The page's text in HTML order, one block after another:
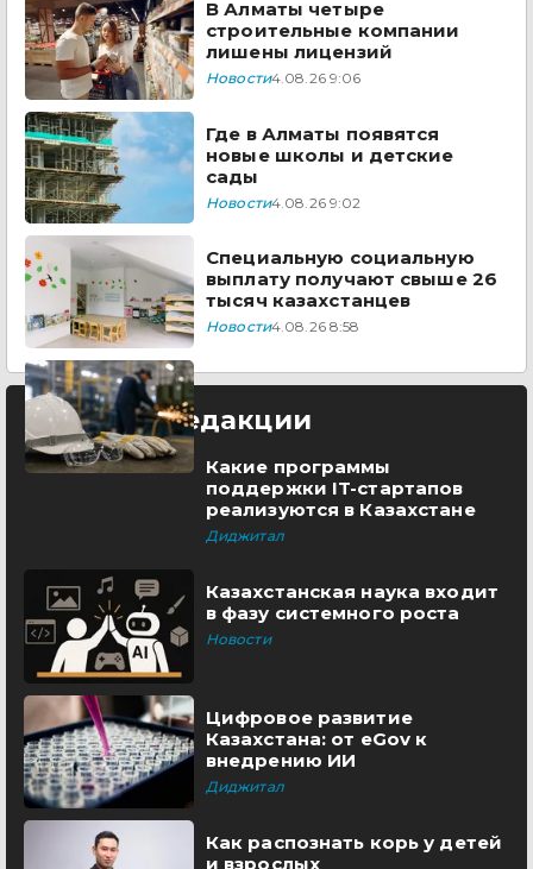
В Алматы четыре
строительные компании
лишены лицензий
Новости4.08.26 9:06
Где в Алматы появятся
новые школы и детские
сады
Новости4.08.26 9:02
Специальную социальную
выплату получают свыше 26
тысяч казахстанцев
Новости4.08.26 8:58
Выбор редакции
Какие программы
поддержки IT-стартапов
реализуются в Казахстане
Диджитал
Казахстанская наука входит
в фазу системного роста
Новости
Цифровое развитие
Казахстана: от eGov к
внедрению ИИ
Диджитал
Как распознать корь у детей
и взрослых